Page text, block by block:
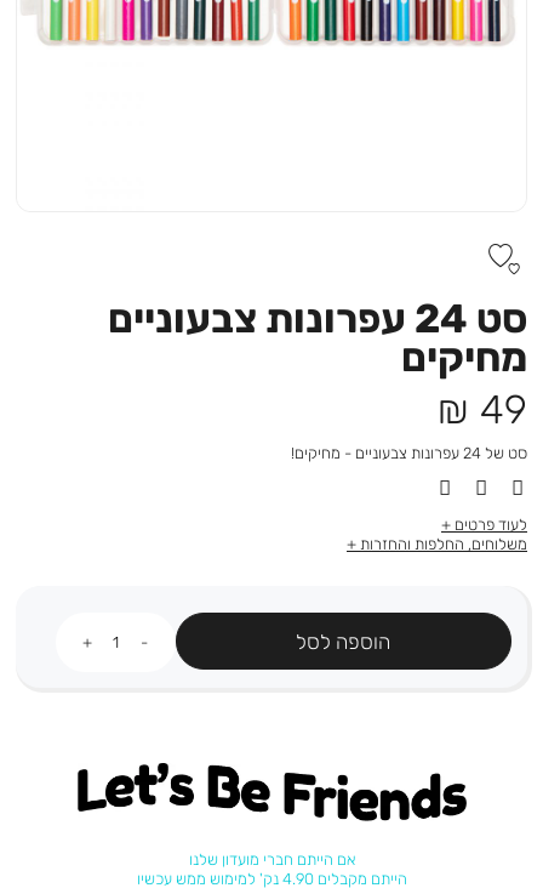
סט 24 עפרונות צבעוניים
מחיקים
מחיר
מוצר
49 ₪
סט של 24 עפרונות צבעוניים - מחיקים!
לעוד פרטים
משלוחים, החלפות והחזרות
הוספה לסל
Let's be friends
אם הייתם חברי מועדון שלנו
הייתם מקבלים 4.90 נק' למימוש ממש עכשיו